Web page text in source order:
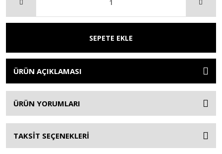
SEPETE EKLE
ÜRÜN AÇIKLAMASI
ÜRÜN YORUMLARI
TAKSİT SEÇENEKLERİ